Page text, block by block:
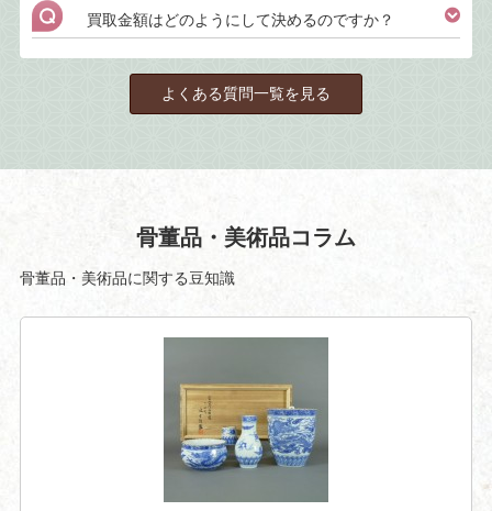
買取金額はどのようにして決めるのですか？
よくある質問一覧を見る
骨董品・美術品コラム
骨董品・美術品に関する豆知識